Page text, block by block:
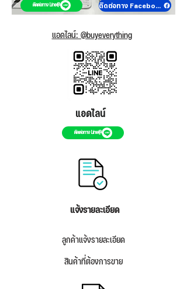
ติดต่อทาง Line@ ติดต่อทาง Facebook
แอดไลน์: @buyeverything
แอดไลน์
ติดต่อทาง Line@
แจ้งรายละเอียด
ลูกค้าแจ้งรายละเอียด
สินค้าที่ต้องการขาย